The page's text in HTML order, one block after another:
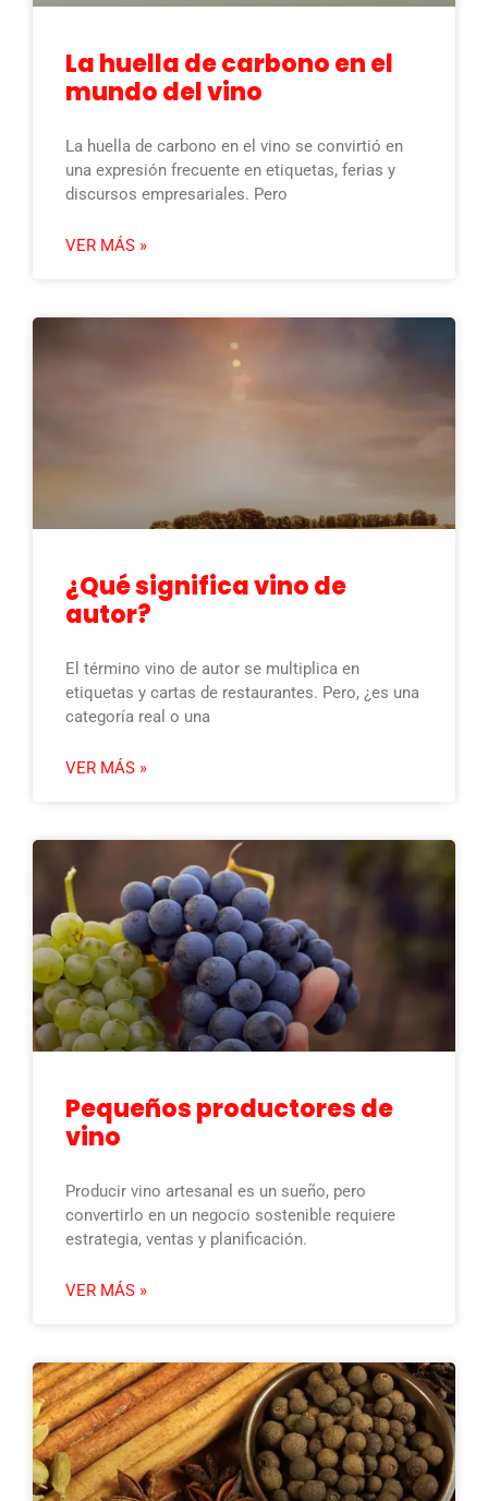
La huella de carbono en el
mundo del vino
La huella de carbono en el vino se convirtió en
una expresión frecuente en etiquetas, ferias y
discursos empresariales. Pero
VER MÁS »
¿Qué significa vino de
autor?
El término vino de autor se multiplica en
etiquetas y cartas de restaurantes. Pero, ¿es una
categoría real o una
VER MÁS »
Pequeños productores de
vino
Producir vino artesanal es un sueño, pero
convertirlo en un negocio sostenible requiere
estrategia, ventas y planificación.
VER MÁS »